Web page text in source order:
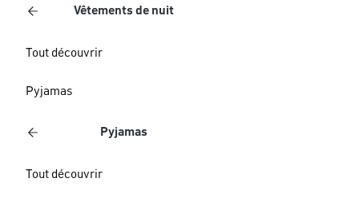
Vêtements de nuit
Tout découvrir
Pyjamas
Pyjamas
Tout découvrir